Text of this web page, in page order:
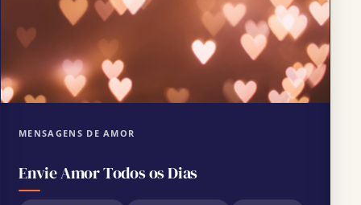
MENSAGENS DE AMOR
Envie Amor Todos os Dias